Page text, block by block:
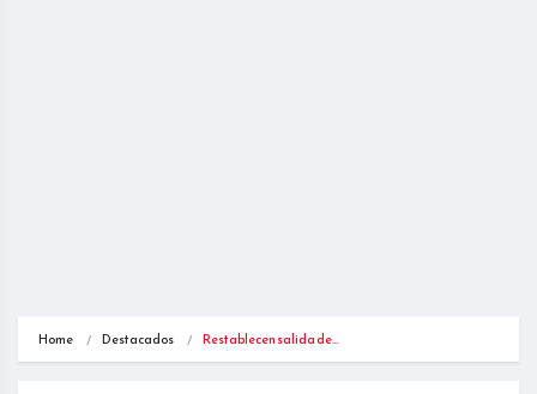
Home Destacados Restablecen salida de…